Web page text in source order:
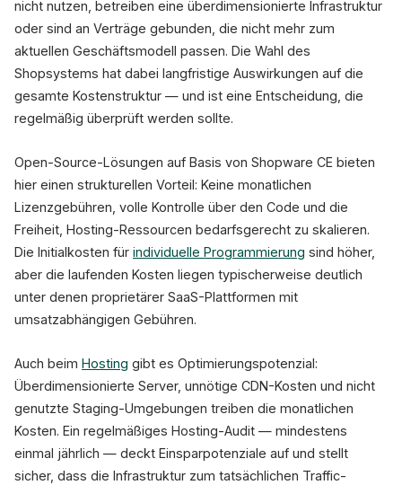
nicht nutzen, betreiben eine überdimensionierte Infrastruktur
oder sind an Verträge gebunden, die nicht mehr zum
aktuellen Geschäftsmodell passen. Die Wahl des
Shopsystems hat dabei langfristige Auswirkungen auf die
gesamte Kostenstruktur — und ist eine Entscheidung, die
regelmäßig überprüft werden sollte.
Open-Source-Lösungen auf Basis von Shopware CE bieten
hier einen strukturellen Vorteil: Keine monatlichen
Lizenzgebühren, volle Kontrolle über den Code und die
Freiheit, Hosting-Ressourcen bedarfsgerecht zu skalieren.
Die Initialkosten für individuelle Programmierung sind höher,
aber die laufenden Kosten liegen typischerweise deutlich
unter denen proprietärer SaaS-Plattformen mit
umsatzabhängigen Gebühren.
Auch beim Hosting gibt es Optimierungspotenzial:
Überdimensionierte Server, unnötige CDN-Kosten und nicht
genutzte Staging-Umgebungen treiben die monatlichen
Kosten. Ein regelmäßiges Hosting-Audit — mindestens
einmal jährlich — deckt Einsparpotenziale auf und stellt
sicher, dass die Infrastruktur zum tatsächlichen Traffic-